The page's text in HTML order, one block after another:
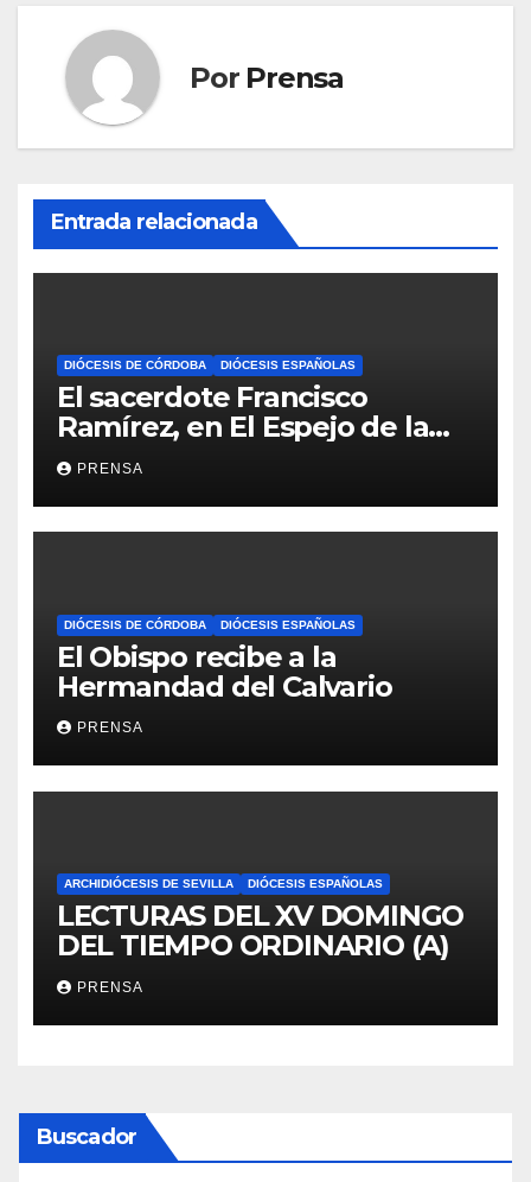
Por Prensa
Entrada relacionada
DIÓCESIS DE CÓRDOBA DIÓCESIS ESPAÑOLAS
El sacerdote Francisco
Ramírez, en El Espejo de la
Iglesia
PRENSA
DIÓCESIS DE CÓRDOBA DIÓCESIS ESPAÑOLAS
El Obispo recibe a la
Hermandad del Calvario
PRENSA
ARCHIDIÓCESIS DE SEVILLA DIÓCESIS ESPAÑOLAS
LECTURAS DEL XV DOMINGO
DEL TIEMPO ORDINARIO (A)
PRENSA
Buscador